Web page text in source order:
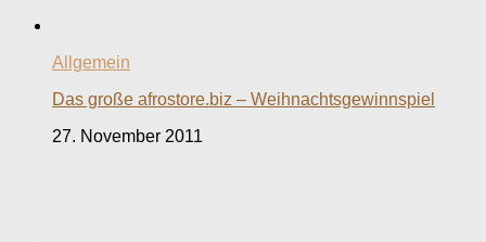
Allgemein
Das große afrostore.biz – Weihnachtsgewinnspiel
27. November 2011